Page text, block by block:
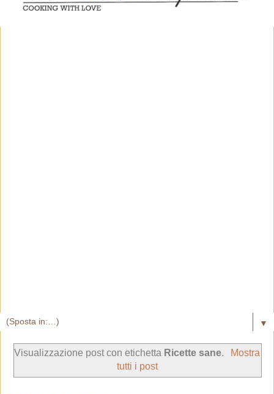
▼
Visualizzazione post con etichetta Ricette sane.
Mostra
tutti i post